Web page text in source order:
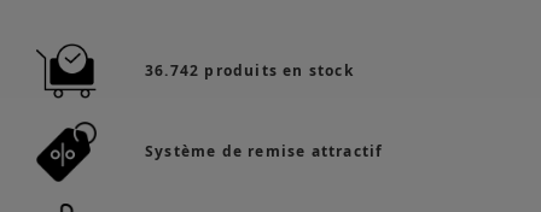
36.742 produits en stock
Système de remise attractif